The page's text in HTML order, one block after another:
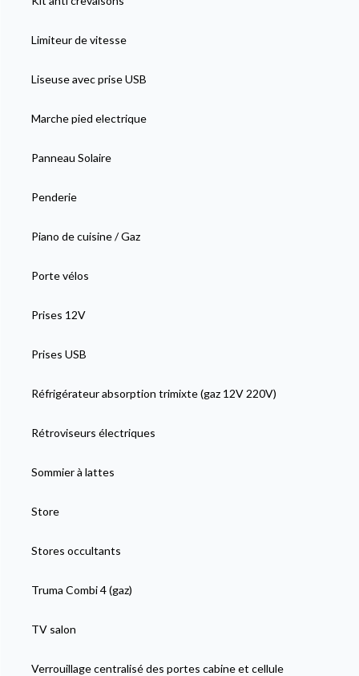
Limiteur de vitesse
Liseuse avec prise USB
Marche pied electrique
Panneau Solaire
Penderie
Piano de cuisine / Gaz
Porte vélos
Prises 12V
Prises USB
Réfrigérateur absorption trimixte (gaz 12V 220V)
Rétroviseurs électriques
Sommier à lattes
Store
Stores occultants
Truma Combi 4 (gaz)
TV salon
Verrouillage centralisé des portes cabine et cellule